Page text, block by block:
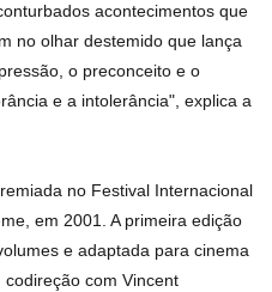
acontecimentos que
no olhar destemido que lança
o preconceito e o
e a intolerância", explica a
no Festival Internacional
em 2001. A primeira edição
e adaptada para cinema
com Vincent